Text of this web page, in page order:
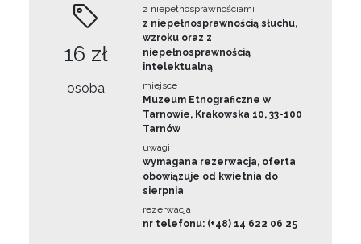
16 zł
osoba
z niepełnosprawnościami
z niepełnosprawnością słuchu,
wzroku oraz z
niepełnosprawnością
intelektualną
miejsce
Muzeum Etnograficzne w
Tarnowie, Krakowska 10, 33-100
Tarnów
uwagi
wymagana rezerwacja, oferta
obowiązuje od kwietnia do
sierpnia
rezerwacja
nr telefonu: (+48) 14 622 06 25